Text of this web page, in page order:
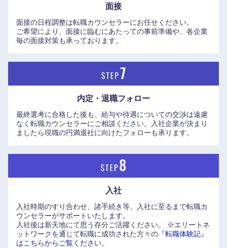
面接
面接の日程調整は転職カウンセラーにお任せください。
ご希望により、面接に臨むにあたっての事前準備や、各企業
毎の面接対策も承っております。
内定・退職フォロー
最終選考に合格した後も、給与や待遇についての交渉は遠慮
なく転職カウンセラーにご相談ください。入社企業が決まり
ましたら現職の円満退社に向けたフォローも承ります。
入社
入社時期のすり合わせ、諸手続き等、入社に至るまで転職カ
ウンセラーがサポートいたします。
入社後は新天地にて思う存分ご活躍ください。
※エリートネ
ットワークを通じて転職に成功された方々の 『転職体験記』
はこちらからご覧ください。